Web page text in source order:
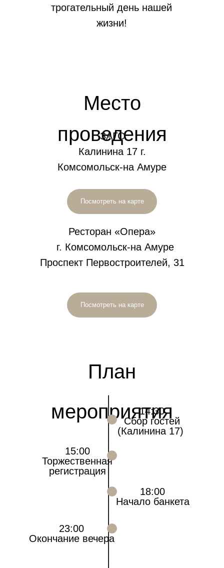
трогательный день нашей
жизни!
Место
проведения
Ресторан «Опера»
г. Комсомольск-на Амуре
Проспект Первостроителей, 31
ЗАГС
Калинина 17 г.
Комсомольск-на Амуре
Посмотреть на карте
Посмотреть на карте
________________________
План
мероприятия
23:00
Окончание вечера
15:00
Торжественная
регистрация
14:30
Сбор гостей
(Калинина 17)
18:00
Начало банкета